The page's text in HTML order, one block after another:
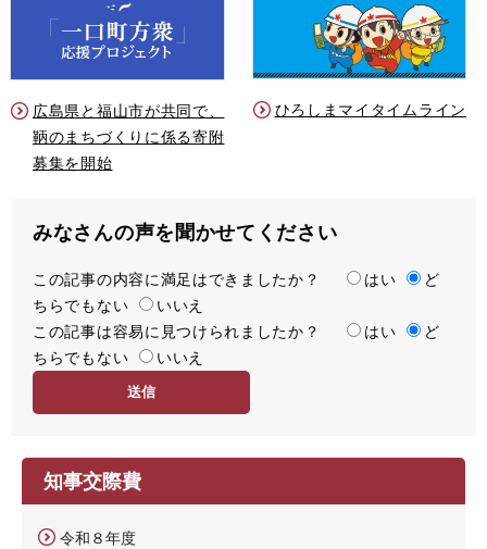
広島県と福山市が共同で、
鞆のまちづくりに係る寄附
募集を開始
ひろしまマイタイムライン
みなさんの声を聞かせてください
満
足
度
この記事の内容に満足はできましたか？ はい
ど
ちらでもない
いいえ
容
易
この記事は容易に見つけられましたか？ はい
ど
ちらでもない
いいえ
知事交際費
令和８年度